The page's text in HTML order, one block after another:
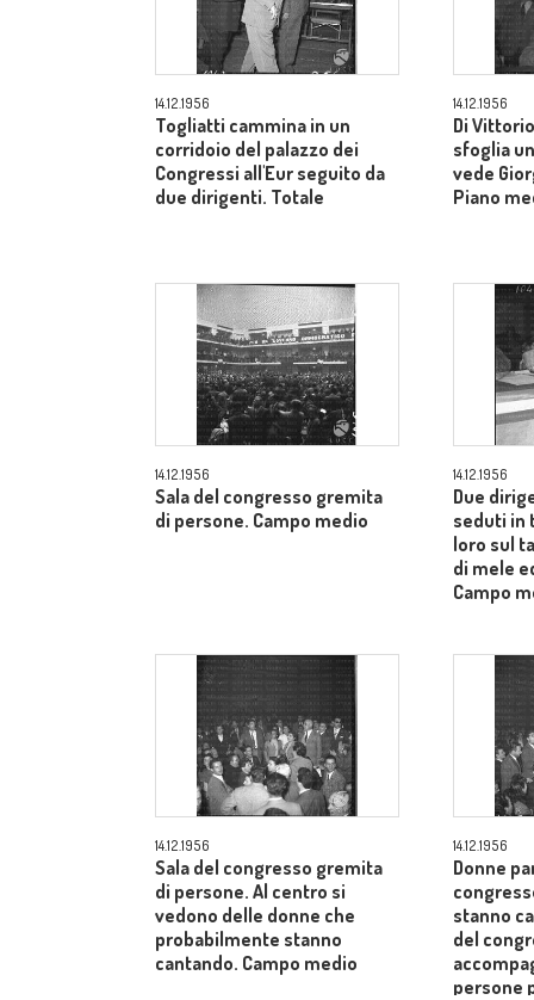
14.12.1956
Togliatti cammina in un
corridoio del palazzo dei
Congressi all'Eur seguito da
due dirigenti. Totale
14.12.1956
Di
sfoglia
vede
Piano
14.12.1956
Sala del congresso gremita
di persone. Campo medio
14.12.1956
Due
seduti in
loro sul
di mele
Campo
14.12.1956
Sala del congresso gremita
di persone. Al centro si
vedono delle donne che
probabilmente stanno
cantando. Campo medio
14.12.1956
Donne
stanno
del
persone